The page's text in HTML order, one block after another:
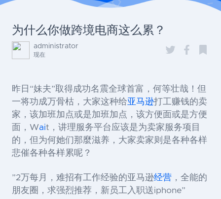
为什么你做跨境电商这么累？
administrator
现在
昨日“妹夫”取得成功名震全球首富，何等壮哉！但
一将功成万骨枯，大家这种给亚马逊打工赚钱的卖
家，该加班加点或是加班加点，该方便面或是方便
面，Wait，讲理服务平台应该是为卖家服务项目
的，但为何她们那麼滋养，大家卖家则是各种各样
悲催各种各样累呢？
”2万每月，难招有工作经验的亚马逊经营 ，全能的
朋友圈，求强烈推荐，新员工入职送iphone”